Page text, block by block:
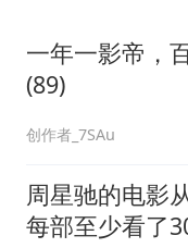
一年一影帝，
(89)
创作者_7SAu
周星驰的电影
每部至少看了